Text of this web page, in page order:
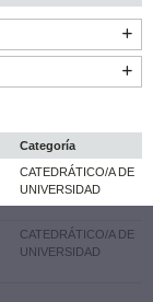
Categoría
CATEDRÁTICO/A DE
UNIVERSIDAD
CATEDRÁTICO/A DE
UNIVERSIDAD